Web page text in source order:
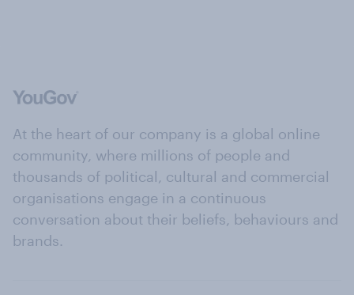
At the heart of our company is a global online
community, where millions of people and
thousands of political, cultural and commercial
organisations engage in a continuous
conversation about their beliefs, behaviours and
brands.